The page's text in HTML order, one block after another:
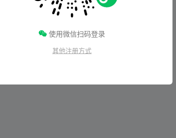
使用微信扫码登录
其他注册方式